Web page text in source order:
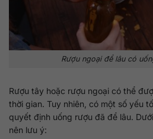
Rượu ngoại để lâu có
Rượu tây hoặc rượu ngoại có thể
thời gian. Tuy nhiên, có một số yếu
quyết định uống rượu đã để lâu.
nên lưu ý: